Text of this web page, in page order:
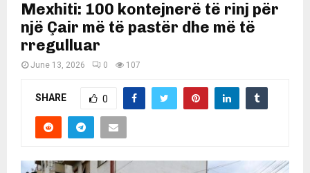
Mexhiti: 100 kontejnerë të rinj për
një Çair më të pastër dhe më të
rregulluar
June 13, 2026 0 107
SHARE 0